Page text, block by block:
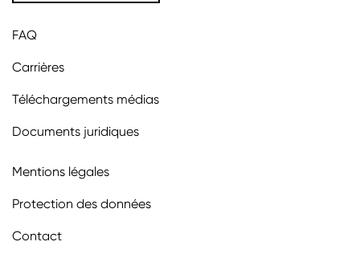
FAQ
Carrières
Téléchargements médias
Documents juridiques
Mentions légales
Protection des données
Contact